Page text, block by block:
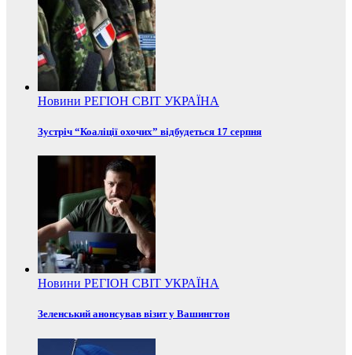
Новини РЕГІОН СВІТ УКРАЇНА
Зустріч “Коаліції охочих” відбудеться 17 серпня
Новини РЕГІОН СВІТ УКРАЇНА
Зеленський анонсував візит у Вашингтон